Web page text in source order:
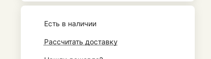
Есть в наличии
Рассчитать доставку